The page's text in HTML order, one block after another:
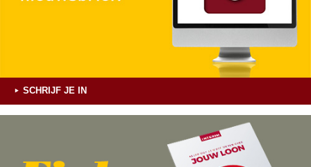
SCHRIJF JE IN